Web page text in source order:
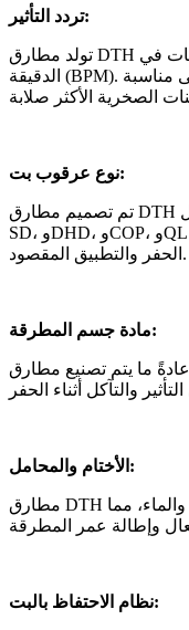
تردد التأثير:
تولد مطارق DTH تأثيرات بتردد محدد، يتم قياسه بالضربات في
الدقيقة (BPM). غالبًا ما تكون ترددات التأثير الأعلى مناسبة
نوع عرقوب بت:
تم تصميم مطارق DTH لتناسب أنواع معينة من سيقان البت، مثل
SD، وDHD، وCOP، وQL وغيرها. يعتمد اختيار ساق البت على جهاز
الحفر والتطبيق المقصود.
مادة جسم المطرقة:
عادةً ما يتم تصنيع مطارق DTH من مواد فولاذية أو سبائكية عالية
الأختام والمحامل:
مطارق DTH مجهزة بأختام ومحامل لمنع دخول الهواء والماء، مما
نظام الاحتفاظ بالبت: